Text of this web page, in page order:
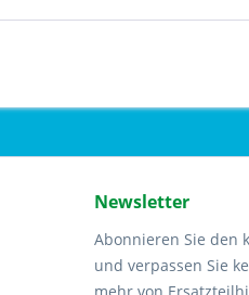
Newsletter
Abonnieren Sie den
und verpassen Sie